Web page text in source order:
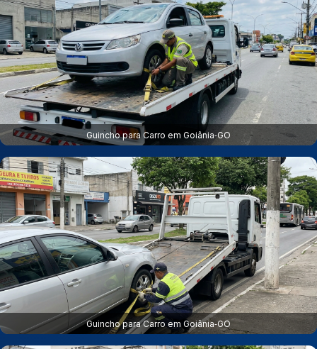
Guincho para Carro em Goiânia‑GO
Guincho para Carro em Goiânia‑GO